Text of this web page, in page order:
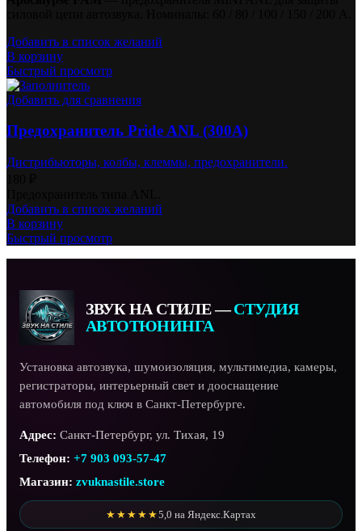
Добавить в список желаний
В корзину
Быстрый просмотр
Добавить для сравнения
Предохранитель Pride ANL (300А)
Дистрибьюторы, колбы, клеммы, предохранители.
Добавить в список желаний
В корзину
Быстрый просмотр
ЗВУК НА СТИЛЕ —СТУДИЯ
АВТОТЮНИНГА
Установка автозвука, шумоизоляция, мультимедиа, камеры,
регистраторы, интерьерный свет и дооснащение
автомобиля под ключ в Санкт-Петербурге.
Адрес: Санкт-Петербург, ул. Тихая, 19
Телефон: +7 903 093-57-47
Магазин: zvuknastile.store
★★★★★5,0 на Яндекс.Картах